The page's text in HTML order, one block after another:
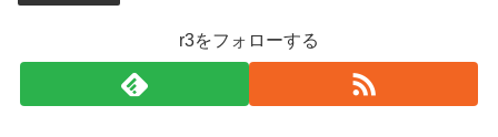
r3をフォローする